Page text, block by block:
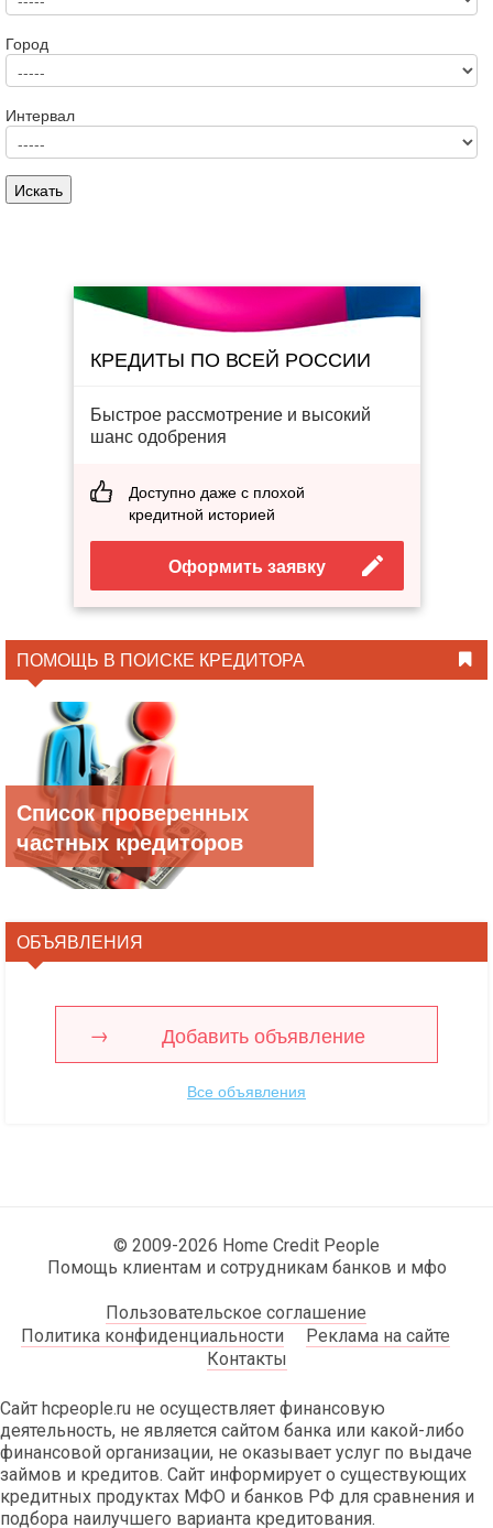
Город
Интервал
КРЕДИТЫ ПО ВСЕЙ РОССИИ
Быстрое рассмотрение и высокий
шанс одобрения
Доступно даже с плохой
кредитной историей
Оформить заявку
ПОМОЩЬ В ПОИСКЕ КРЕДИТОРА
Список проверенных
частных кредиторов
ОБЪЯВЛЕНИЯ
Добавить объявление
Все объявления
© 2009-2026 Home Credit People
Помощь клиентам и сотрудникам банков и мфо
Пользовательское соглашение
Политика конфиденциальности
Реклама на сайте
Контакты
Сайт hcpeople.ru не осуществляет финансовую
деятельность, не является сайтом банка или какой-либо
финансовой организации, не оказывает услуг по выдаче
займов и кредитов. Сайт информирует о существующих
кредитных продуктах МФО и банков РФ для сравнения и
подбора наилучшего варианта кредитования.